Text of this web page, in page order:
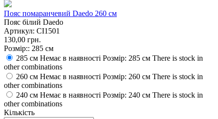
Пояс помаранчевий Daedo 260 см
Пояс білий Daedo
Артикул: CI1501
130,00 грн.
Розмір:: 285 см
285 см Немає в наявності Розмір: 285 см There is stock in
other combinations
260 см Немає в наявності Розмір: 260 см There is stock in
other combinations
240 см Немає в наявності Розмір: 240 см There is stock in
other combinations
Кількість